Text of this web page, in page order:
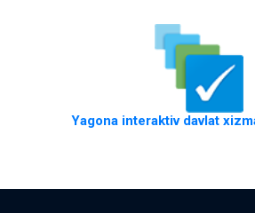
Yagona interaktiv davlat